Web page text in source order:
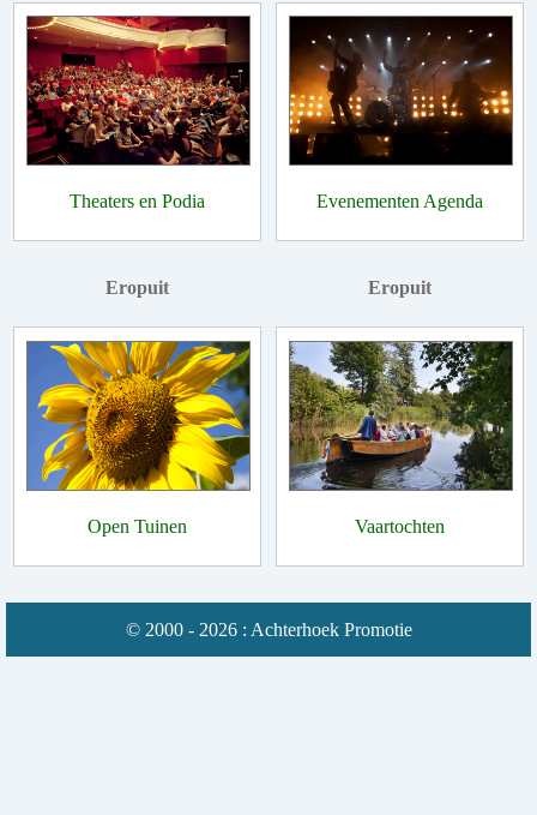
Theaters en Podia Evenementen Agenda
Eropuit
Open Tuinen
Eropuit
Vaartochten
© 2000 - 2026 : Achterhoek Promotie